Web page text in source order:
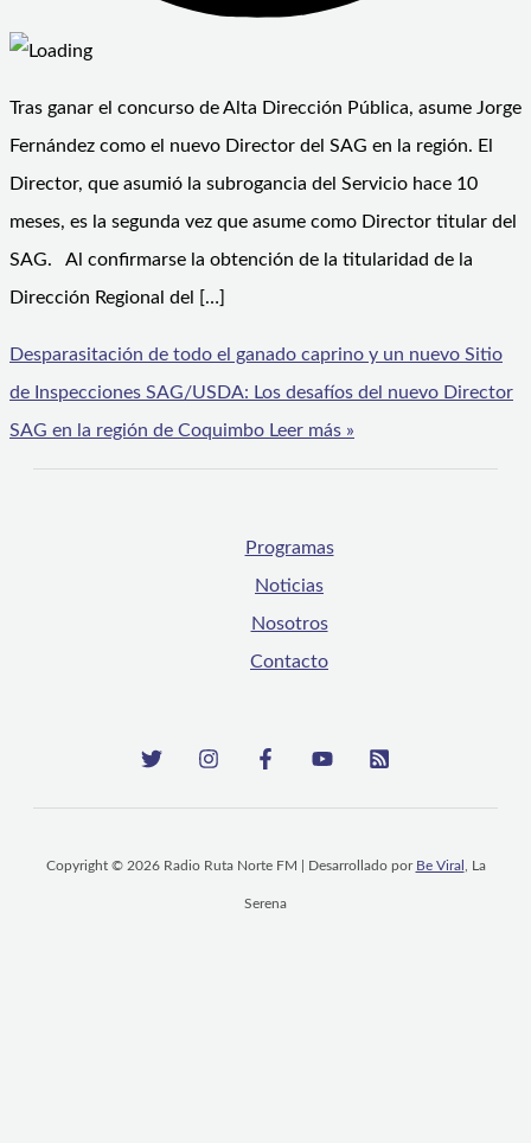
Tras ganar el concurso de Alta Dirección Pública, asume Jorge
Fernández como el nuevo Director del SAG en la región. El
Director, que asumió la subrogancia del Servicio hace 10
meses, es la segunda vez que asume como Director titular del
SAG. Al confirmarse la obtención de la titularidad de la
Dirección Regional del […]
Desparasitación de todo el ganado caprino y un nuevo Sitio
de Inspecciones SAG/USDA: Los desafíos del nuevo Director
SAG en la región de Coquimbo Leer más »
Programas
Noticias
Nosotros
Contacto
Copyright © 2026 Radio Ruta Norte FM | Desarrollado por Be Viral , La
Serena